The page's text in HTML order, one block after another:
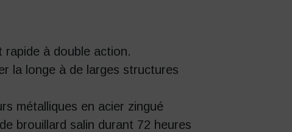
rapide à double action.
la longe à de larges structures
métalliques en acier zingué
brouillard salin durant 72 heures